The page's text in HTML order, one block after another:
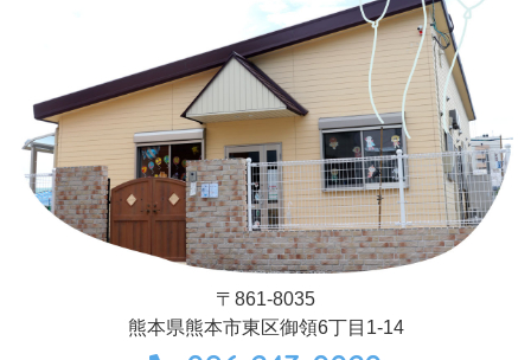
〒861-8035
熊本県熊本市東区御領6丁目1-14